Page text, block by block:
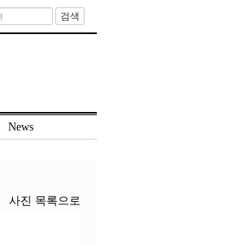
검색
News
사진 목록으로